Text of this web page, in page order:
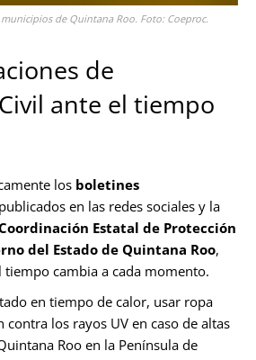
de Quintana Roo. Foto: Coeproc.
de
ante el tiempo
los boletines
publicados en las redes sociales y la
Estatal de Protección
del Estado de Quintana Roo,
tiempo cambia a cada momento.
en tiempo de calor, usar ropa
contra los rayos UV en caso de altas
Roo en la Península de